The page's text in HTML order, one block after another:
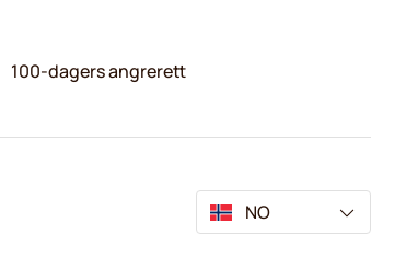
100-dagers angrerett
NO